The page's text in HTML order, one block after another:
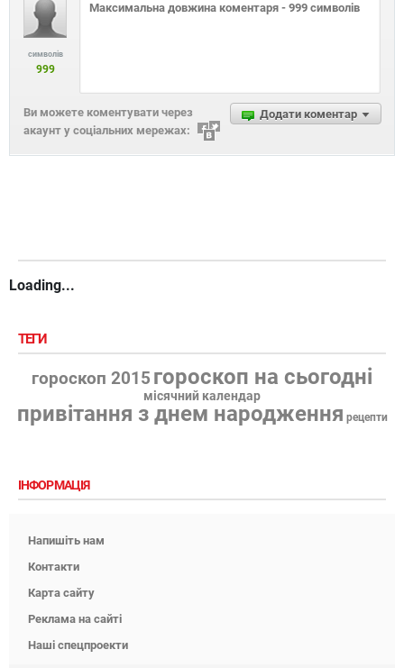
символів
999
Додати коментар
Ви можете коментувати через
акаунт у соціальних мережах:
Loading...
ТЕГИ
гороскоп 2015 гороскоп на сьогодні
місячний календар
привітання з днем народження рецепти
ІНФОРМАЦІЯ
Напишіть нам
Контакти
Карта сайту
Реклама на сайті
Наші спецпроекти